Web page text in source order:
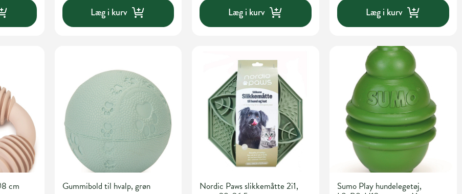
Læg i kurv Læg i kurv Læg i kurv
cm
Gummibold til hvalp, grøn
Nordic Paws slikkemåtte 2i1,
Sumo Play hundelegetøj,